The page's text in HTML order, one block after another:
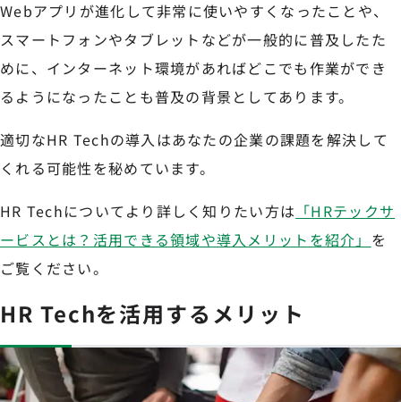
Webアプリが進化して非常に使いやすくなったことや、
スマートフォンやタブレットなどが一般的に普及したた
めに、インターネット環境があればどこでも作業ができ
るようになったことも普及の背景としてあります。
適切なHR Techの導入はあなたの企業の課題を解決して
くれる可能性を秘めています。
HR Techについてより詳しく知りたい方は 「HRテックサ
ービスとは？活用できる領域や導入メリットを紹介」 を
ご覧ください。
HR Techを活用するメリット